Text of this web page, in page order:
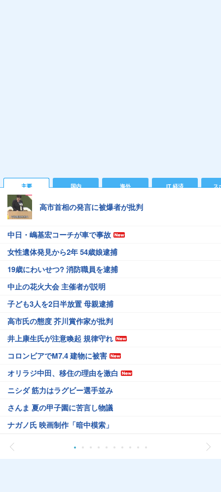
主要 国内 海外 IT 経済 ス
高市首相の発言に被爆者が批判
中日・嶋基宏コーチが車で事故
女性遺体発見から2年 54歳娘逮捕
19歳にわいせつ? 消防職員を逮捕
中止の花火大会 主催者が説明
子ども3人を2日半放置 母親逮捕
高市氏の態度 芥川賞作家が批判
井上康生氏が注意喚起 規律守れ
コロンビアでM7.4 建物に被害
オリラジ中田、移住の理由を激白
ニシダ 筋力はラグビー選手並み
さんま 夏の甲子園に苦言し物議
ナガノ氏 映画制作「暗中模索」